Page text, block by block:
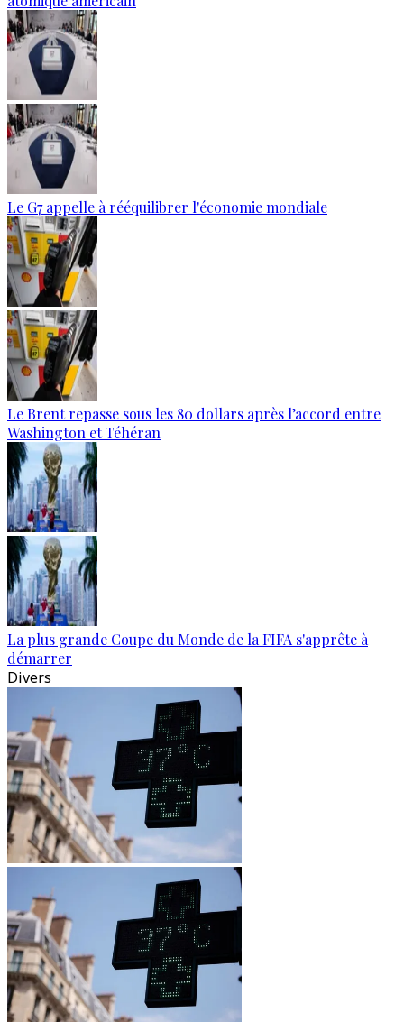
Le G7 appelle à rééquilibrer l'économie mondiale
Le Brent repasse sous les 80 dollars après l’accord entre
Washington et Téhéran
La plus grande Coupe du Monde de la FIFA s'apprête à
démarrer
Divers